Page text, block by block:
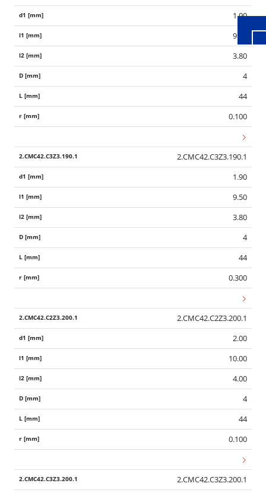
1.90
9.50
3.80
4
44
0.100
2.CMC42.C3Z3.190.1
1.90
9.50
3.80
4
44
0.300
2.CMC42.C2Z3.200.1
2.00
10.00
4.00
4
44
0.100
2.CMC42.C3Z3.200.1